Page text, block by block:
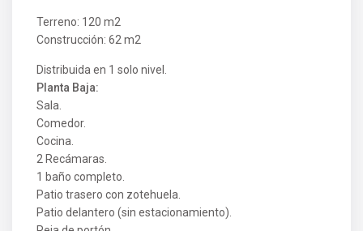
Terreno: 120 m2
Construcción: 62 m2
Distribuida en 1 solo nivel.
Planta Baja:
Sala.
Comedor.
Cocina.
2 Recámaras.
1 baño completo.
Patio trasero con zotehuela.
Patio delantero (sin estacionamiento).